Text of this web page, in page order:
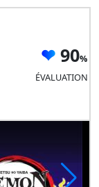
90
ÉVALUATION